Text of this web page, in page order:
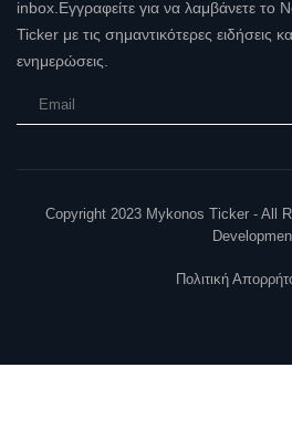
inbox.Εγγραφείτε για να λαμβάνετε το
Ticker με τις σημαντικότερες ειδήσεις
ενημερώσεις.
Copyright 2023 Mykonos Ticker - All
Πολιτική